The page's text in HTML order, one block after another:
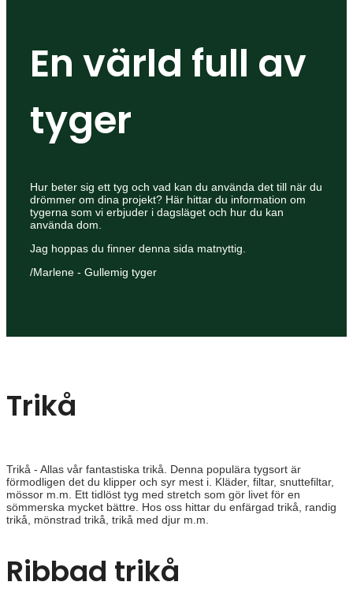
En värld full av
tyger
Hur beter sig ett tyg och vad kan du använda det till när du
drömmer om dina projekt? Här hittar du information om
tygerna som vi erbjuder i dagsläget och hur du kan
använda dom.
Jag hoppas du finner denna sida matnyttig.
/Marlene - Gullemig tyger
Trikå
Trikå - Allas vår fantastiska trikå. Denna populära tygsort är
förmodligen det du klipper och syr mest i. Kläder, filtar, snuttefiltar,
mössor m.m. Ett tidlöst tyg med stretch som gör livet för en
sömmerska mycket bättre. Hos oss hittar du enfärgad trikå, randig
trikå, mönstrad trikå, trikå med djur m.m.
Ribbad trikå